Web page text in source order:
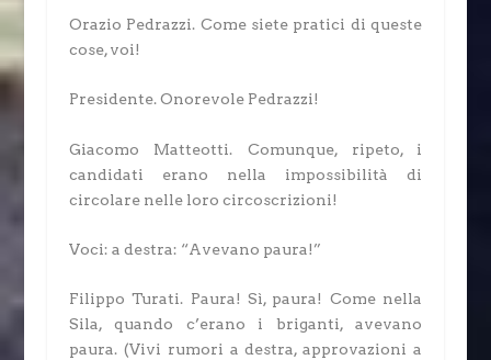
Orazio Pedrazzi. Come siete pratici di queste
cose, voi!
Presidente.Onorevole Pedrazzi!
Giacomo Matteotti. Comunque, ripeto, i
candidati erano nella impossibilità di
circolare nelle loro circoscrizioni!
Voci: a destra: “Avevano paura!”
Filippo Turati. Paura! Sì, paura! Come nella
Sila, quando c’erano i briganti, avevano
paura. (Vivi rumori a destra, approvazioni a